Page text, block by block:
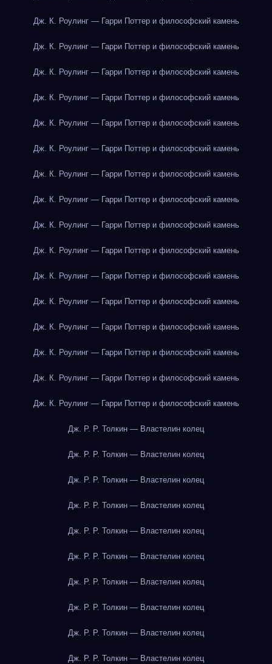
Дж. К. Роулинг — Гарри Поттер и философский камень
Дж. К. Роулинг — Гарри Поттер и философский камень
Дж. К. Роулинг — Гарри Поттер и философский камень
Дж. К. Роулинг — Гарри Поттер и философский камень
Дж. К. Роулинг — Гарри Поттер и философский камень
Дж. К. Роулинг — Гарри Поттер и философский камень
Дж. К. Роулинг — Гарри Поттер и философский камень
Дж. К. Роулинг — Гарри Поттер и философский камень
Дж. К. Роулинг — Гарри Поттер и философский камень
Дж. К. Роулинг — Гарри Поттер и философский камень
Дж. К. Роулинг — Гарри Поттер и философский камень
Дж. К. Роулинг — Гарри Поттер и философский камень
Дж. К. Роулинг — Гарри Поттер и философский камень
Дж. К. Роулинг — Гарри Поттер и философский камень
Дж. К. Роулинг — Гарри Поттер и философский камень
Дж. К. Роулинг — Гарри Поттер и философский камень
Дж. Р. Р. Толкин — Властелин колец
Дж. Р. Р. Толкин — Властелин колец
Дж. Р. Р. Толкин — Властелин колец
Дж. Р. Р. Толкин — Властелин колец
Дж. Р. Р. Толкин — Властелин колец
Дж. Р. Р. Толкин — Властелин колец
Дж. Р. Р. Толкин — Властелин колец
Дж. Р. Р. Толкин — Властелин колец
Дж. Р. Р. Толкин — Властелин колец
Дж. Р. Р. Толкин — Властелин колец